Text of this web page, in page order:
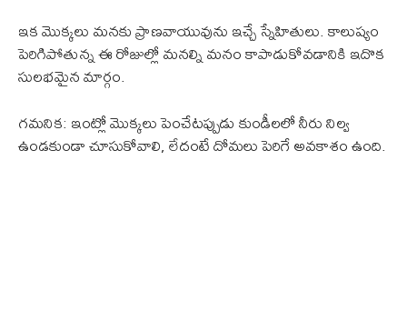
ఇక మొక్కలు మనకు ప్రాణవాయువును ఇచ్చే స్నేహితులు. కాలుష్యం
పెరిగిపోతున్న ఈ రోజుల్లో మనల్ని మనం కాపాడుకోవడానికి ఇదొక
సులభమైన మార్గం.
గమనిక: ఇంట్లో మొక్కలు పెంచేటప్పుడు కుండీలలో నీరు నిల్వ
ఉండకుండా చూసుకోవాలి, లేదంటే దోమలు పెరిగే అవకాశం ఉంది.